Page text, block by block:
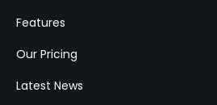
Features
Our Pricing
Latest News